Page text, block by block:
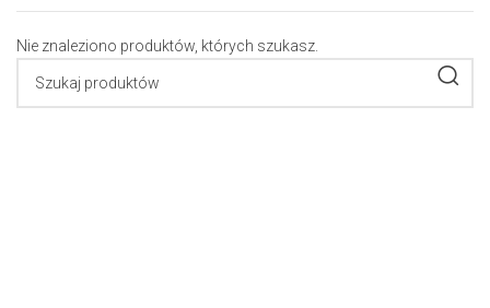
Nie znaleziono produktów, których szukasz.